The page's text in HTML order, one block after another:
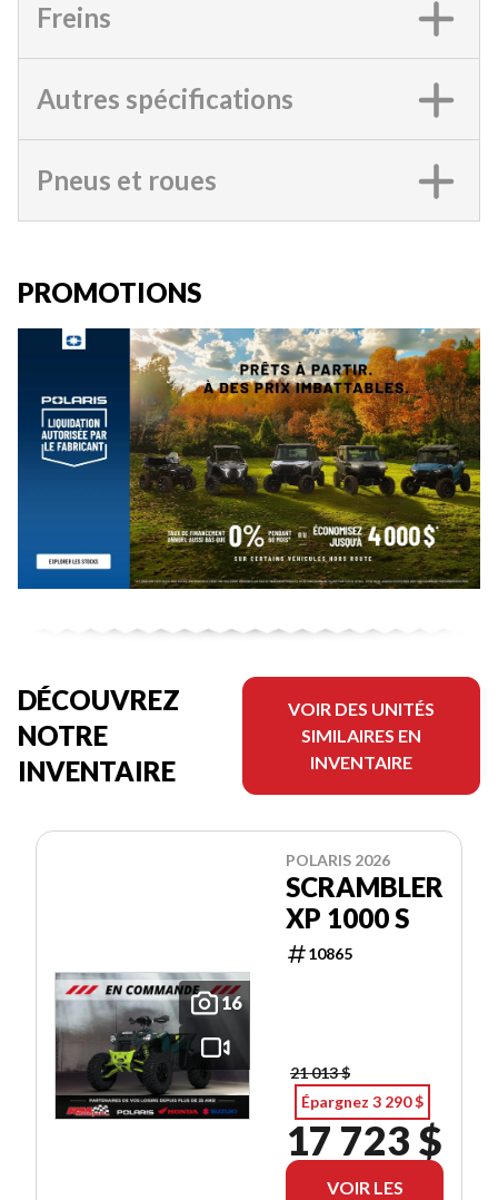
Freins
Autres spécifications
Pneus et roues
PROMOTIONS
DÉCOUVREZ
NOTRE
INVENTAIRE
VOIR DES UNITÉS
SIMILAIRES EN
INVENTAIRE
16
POLARIS 2026
SCRAMBLER
XP 1000 S
10865
21 013 $
Épargnez 3 290 $
17 723 $
VOIR LES